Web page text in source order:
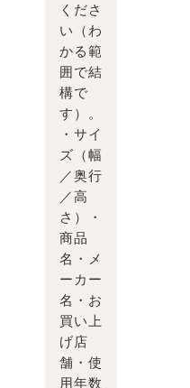
くださ
い（わ
かる範
囲で結
構で
す）。
・サイ
ズ（幅
／奥行
／高
さ）・
商品
名・メ
ーカー
名・お
買い上
げ店
舗・使
用年数